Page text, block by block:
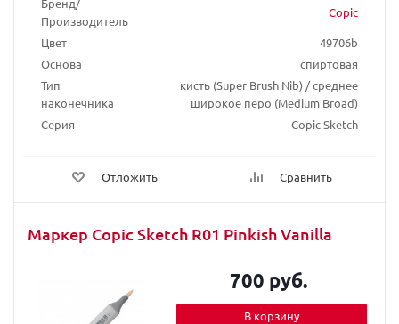
Бренд/
Производитель
Copic
Цвет
49706b
Основа
спиртовая
Тип
наконечника
кисть (Super Brush Nib) / среднее
широкое перо (Medium Broad)
Серия
Copic Sketch
Отложить Сравнить
Маркер Copic Sketch R01 Pinkish Vanilla
700 руб.
В корзину